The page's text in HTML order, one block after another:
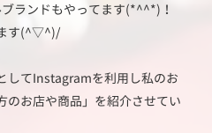
ランドもやってます(*^^*)！
す(^▽^)/
してInstagramを利用し私のお
のお店や商品」を紹介させてい